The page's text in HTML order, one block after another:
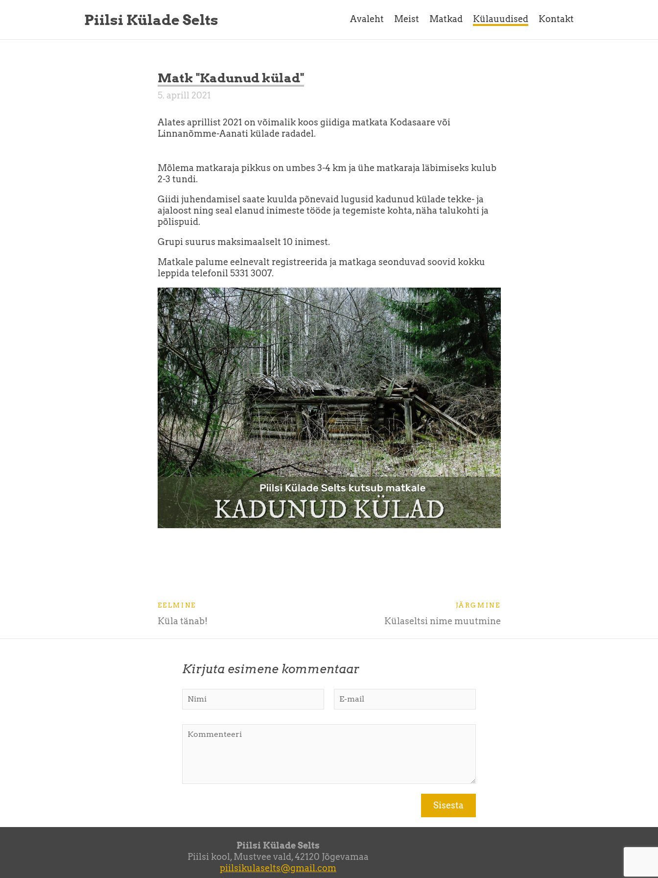
Piilsi Külade Selts Avaleht Meist Matkad Külauudised Kontakt
Matk "Kadunud külad"
5. aprill 2021
Alates aprillist 2021 on võimalik koos giidiga matkata Kodasaare või
Linnanõmme-Aanati külade radadel.
Mõlema matkaraja pikkus on umbes 3-4 km ja ühe matkaraja läbimiseks kulub
2-3 tundi.
Giidi juhendamisel saate kuulda põnevaid lugusid kadunud külade tekke- ja
ajaloost ning seal elanud inimeste tööde ja tegemiste kohta, näha talukohti ja
põlispuid.
Grupi suurus maksimaalselt 10 inimest.
Matkale palume eelnevalt registreerida ja matkaga seonduvad soovid kokku
leppida telefonil 5331 3007.
EELMINE
Küla tänab!
JÄRGMINE
Külaseltsi nime muutmine
Kirjuta esimene kommentaar
Piilsi Külade Selts
Piilsi kool, Mustvee vald, 42120 Jõgevamaa
piilsikulaselts@gmail.com